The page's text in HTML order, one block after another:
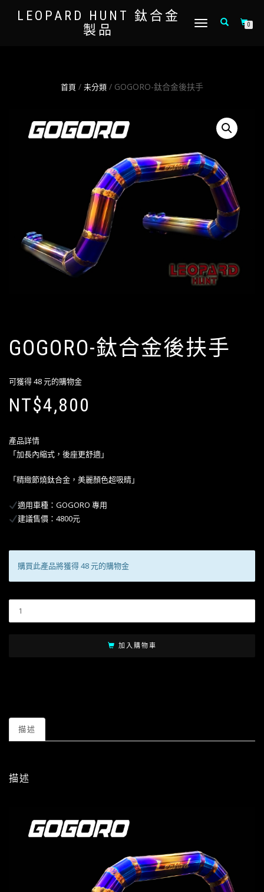
LEOPARD HUNT 鈦合金
製品
TOGGLE
0
首頁 / 未分類 / GOGORO-鈦合金後扶手
GOGORO-鈦合金後扶手
可獲得 48 元的購物金
NT$4,800
產品詳情
「加長內縮式，後座更舒適」
「精緻節燒鈦合金，美麗顏色超吸睛」
適用車種：GOGORO 專用
建議售價：4800元
購買此產品將獲得 48 元的購物金
加入購物車
描述
描述